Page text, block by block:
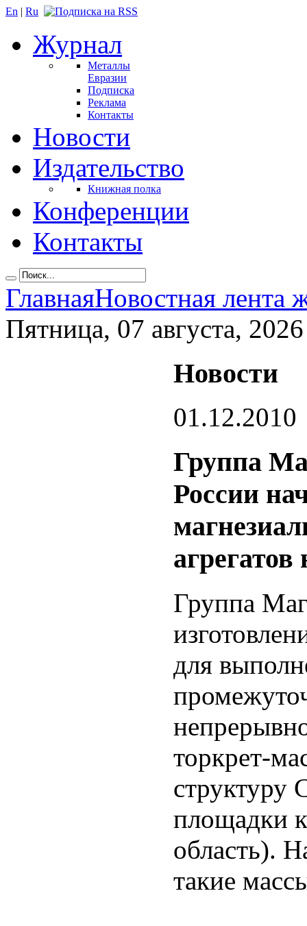
En | Ru
Журнал
Металлы
Евразии
Подписка
Реклама
Контакты
Новости
Издательство
Книжная полка
Конференции
Контакты
ГлавнаяНовостная лента
Пятница, 07 августа, 2026
Новости
01.12.2010
Группа
России
Группа
для
торкрет-
структуру
площадки
область).
такие